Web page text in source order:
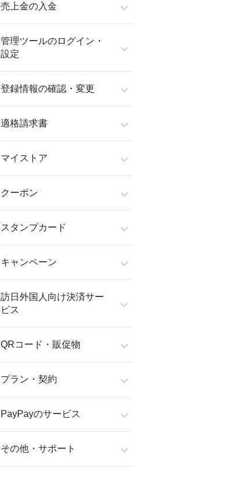
売上金の入金
管理ツールのログイン・
設定
登録情報の確認・変更
適格請求書
マイストア
クーポン
スタンプカード
キャンペーン
訪日外国人向け決済サー
ビス
QRコード・販促物
プラン・契約
PayPayのサービス
その他・サポート